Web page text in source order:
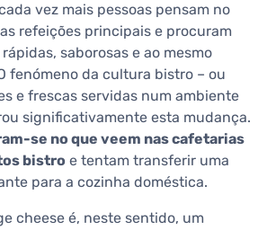
vez mais pessoas pensam no
refeições principais e procuram
saborosas e ao mesmo
fenómeno da cultura bistro – ou
e frescas servidas num ambiente
significativamente esta mudança.
se no que veem nas cafetarias
bistro e tentam transferir uma
para a cozinha doméstica.
cheese é, neste sentido, um